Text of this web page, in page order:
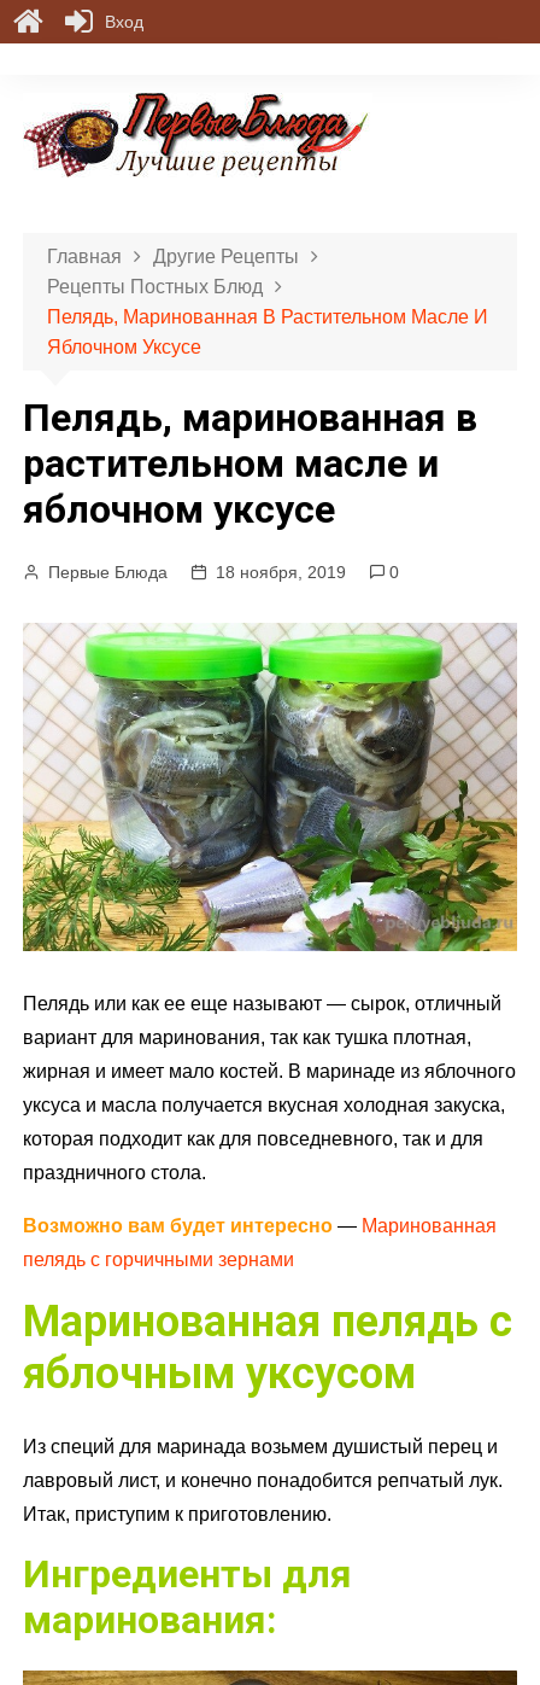
Главная
Другие Рецепты
Рецепты Постных Блюд
Пелядь, Маринованная В Растительном Масле И
Яблочном Уксусе
Пелядь, маринованная в
растительном масле и
яблочном уксусе
Первые Блюда 18 ноября, 2019 0
Пелядь или как ее еще называют — сырок, отличный
вариант для маринования, так как тушка плотная,
жирная и имеет мало костей. В маринаде из яблочного
уксуса и масла получается вкусная холодная закуска,
которая подходит как для повседневного, так и для
праздничного стола.
Возможно вам будет интересно — Маринованная
пелядь с горчичными зернами
Маринованная пелядь с
яблочным уксусом
Из специй для маринада возьмем душистый перец и
лавровый лист, и конечно понадобится репчатый лук.
Итак, приступим к приготовлению.
Ингредиенты для
маринования:
Вход